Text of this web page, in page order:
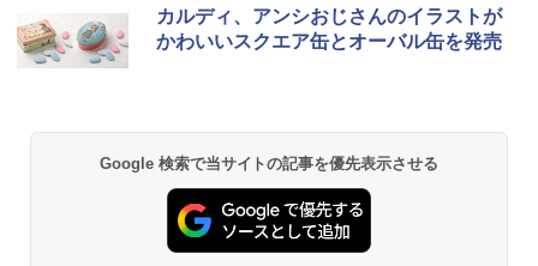
カルディ、アンシおじさんのイラストが
かわいいスクエア缶とオーバル缶を発売
Google 検索で当サイトの記事を優先表示させる